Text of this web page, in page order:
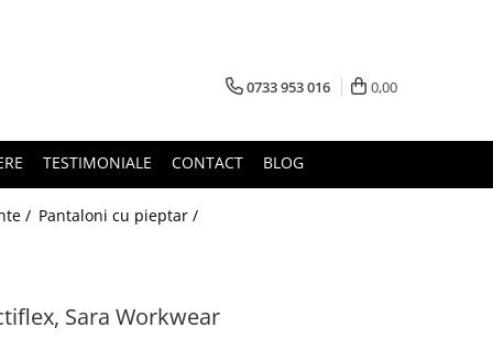
0733 953 016 0,00
TESTIMONIALE CONTACT BLOG
/ Pantaloni cu pieptar /
Sara Workwear